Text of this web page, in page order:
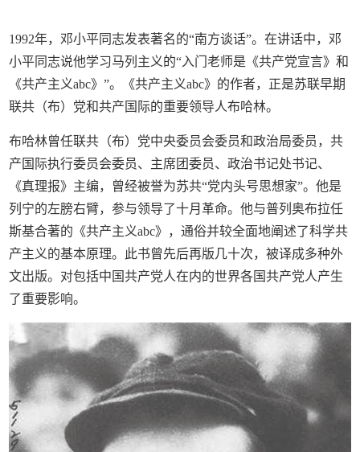
1992年，邓小平同志发表著名的“南方谈话”。在讲话中，邓
小平同志说他学习马列主义的“入门老师是《共产党宣言》和
《共产主义abc》”。《共产主义abc》的作者，正是苏联早期
联共（布）党和共产国际的重要领导人布哈林。
布哈林曾任联共（布）党中央委员会委员和政治局委员，共
产国际执行委员会委员、主席团委员、政治书记处书记、
《真理报》主编，曾经被誉为苏共“党内头号思想家”。他是
列宁的左膀右臂，参与领导了十月革命。他与普列奥布拉任
斯基合著的《共产主义abc》，通俗并较全面地阐述了科学共
产主义的基本原理。此书曾先后再版几十次，被译成多种外
文出版。对包括中国共产党人在内的世界各国共产党人产生
了重要影响。